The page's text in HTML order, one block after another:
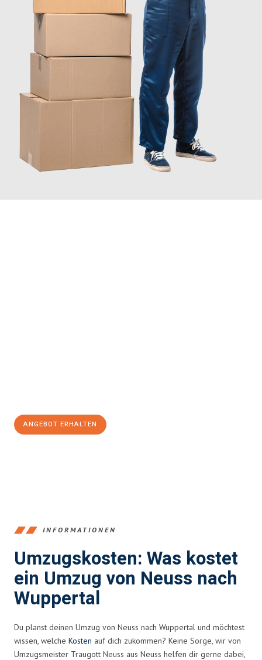
ANGEBOT ERHALTEN
INFORMATIONEN
Umzugskosten: Was kostet
ein Umzug von Neuss nach
Wuppertal
Du planst deinen Umzug von Neuss nach Wuppertal und möchtest
wissen, welche Kosten auf dich zukommen? Keine Sorge, wir von
Umzugsmeister Traugott Neuss aus Neuss helfen dir gerne dabei,